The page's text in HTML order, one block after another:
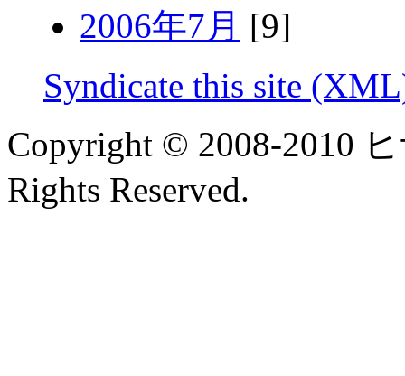
2006年7月 [9]
Syndicate this site
Copyright © 2008-2010
Rights Reserved.